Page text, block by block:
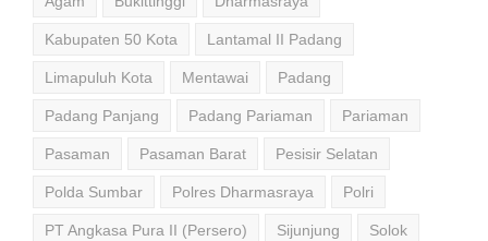
Kabupaten 50 Kota Lantamal II Padang
Limapuluh Kota Mentawai Padang
Padang Panjang Padang Pariaman Pariaman
Pasaman Pasaman Barat Pesisir Selatan
Polda Sumbar Polres Dharmasraya Polri
PT Angkasa Pura II (Persero) Sijunjung Solok